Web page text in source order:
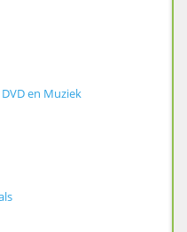
en Muziek